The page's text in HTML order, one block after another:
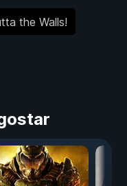
the Walls!